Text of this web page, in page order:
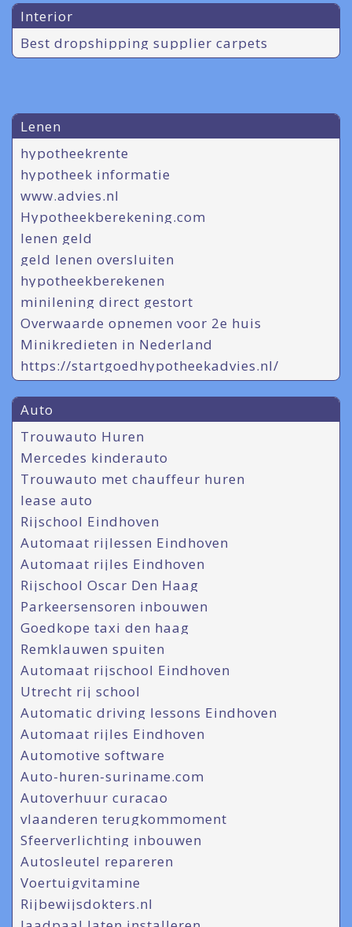
Interior
Best dropshipping supplier carpets
Lenen
hypotheekrente
hypotheek informatie
www.advies.nl
Hypotheekberekening.com
lenen geld
geld lenen oversluiten
hypotheekberekenen
minilening direct gestort
Overwaarde opnemen voor 2e huis
Minikredieten in Nederland
https://startgoedhypotheekadvies.nl/
Auto
Trouwauto Huren
Mercedes kinderauto
Trouwauto met chauffeur huren
lease auto
Rijschool Eindhoven
Automaat rijlessen Eindhoven
Automaat rijles Eindhoven
Rijschool Oscar Den Haag
Parkeersensoren inbouwen
Goedkope taxi den haag
Remklauwen spuiten
Automaat rijschool Eindhoven
Utrecht rij school
Automatic driving lessons Eindhoven
Automaat rijles Eindhoven
Automotive software
Auto-huren-suriname.com
Autoverhuur curacao
vlaanderen terugkommoment
Sfeerverlichting inbouwen
Autosleutel repareren
Voertuigvitamine
Rijbewijsdokters.nl